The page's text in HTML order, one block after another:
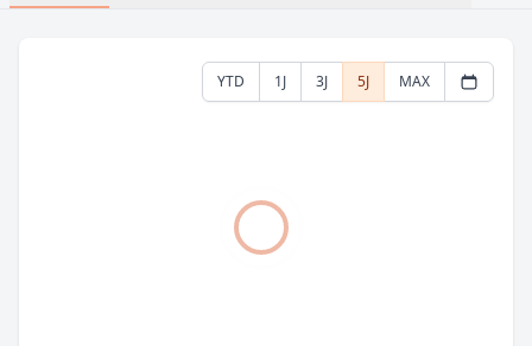
YTD 1J 3J 5J MAX